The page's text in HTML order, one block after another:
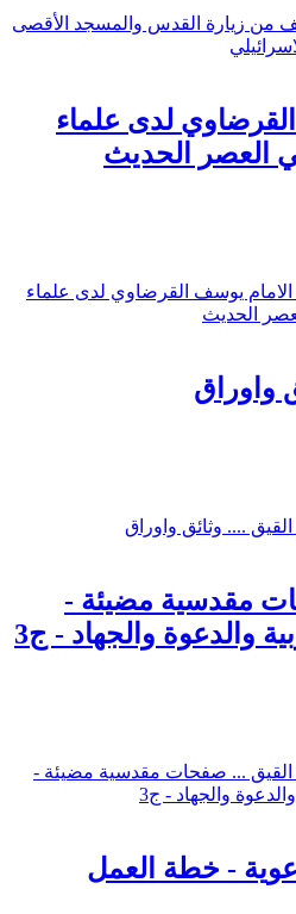
من زيارة القدس والمسجد الأقصى
لدى علماء
العصر الحديث
يوسف القرضاوي لدى علماء
الحديث
واوراق
.... وثائق واوراق
مقدسية مضيئة -
والدعوة والجهاد - ج3
... صفحات مقدسية مضيئة -
والجهاد - ج3
- خطة العمل